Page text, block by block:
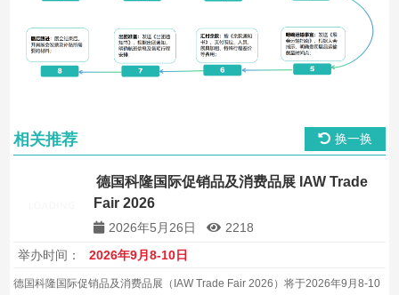
相关推荐 换一换
德国科隆国际促销品及消费品展 IAW Trade
Fair 2026
2026年5月26日
2218
举办时间：
2026年9月8-10日
德国科隆国际促销品及消费品展（IAW Trade Fair 2026）将于2026年9月8-10